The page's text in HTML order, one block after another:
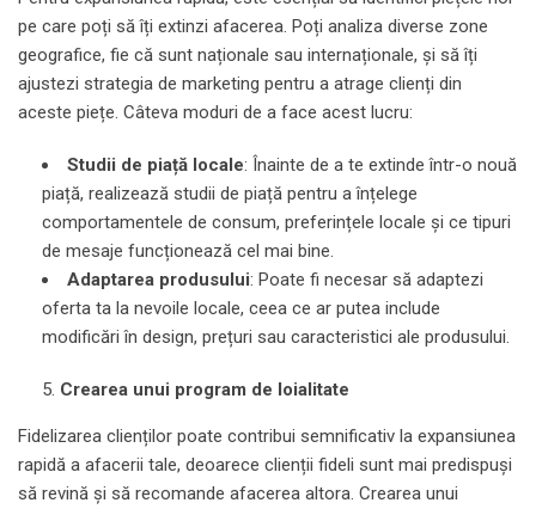
pe care poți să îți extinzi afacerea. Poți analiza diverse zone
geografice, fie că sunt naționale sau internaționale, și să îți
ajustezi strategia de marketing pentru a atrage clienți din
aceste piețe. Câteva moduri de a face acest lucru:
Studii de piață locale: Înainte de a te extinde într-o nouă
piață, realizează studii de piață pentru a înțelege
comportamentele de consum, preferințele locale și ce tipuri
de mesaje funcționează cel mai bine.
Adaptarea produsului: Poate fi necesar să adaptezi
oferta ta la nevoile locale, ceea ce ar putea include
modificări în design, prețuri sau caracteristici ale produsului.
Crearea unui program de loialitate
Fidelizarea clienților poate contribui semnificativ la expansiunea
rapidă a afacerii tale, deoarece clienții fideli sunt mai predispuși
să revină și să recomande afacerea altora. Crearea unui